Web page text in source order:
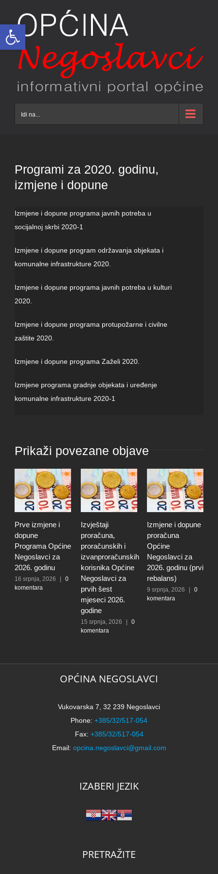
Open toolbar
content
Idi na...
Programi za 2020. godinu,
izmjene i dopune
Izmjene i dopune programa javnih potreba u
socijalnoj skrbi 2020-1
Izmjene i dopune program održavanja objekata i
komunalne infrastrukture 2020.
Izmjene i dopune programa javnih potreba u kulturi
2020.
Izmjene i dopune programa protupožarne i civilne
zaštite 2020.
Izmjene i dopune programa Zaželi 2020.
Izmjene programa gradnje objekata i uređenje
komunalne infrastrukture 2020-1
Prikaži povezane objave
Prve izmjene i
dopune
Programa Općine
Negoslavci za
2026. godinu
16 srpnja, 2026
0
komentara
Izvještaji
proračuna,
proračunskih i
izvanproračunskih
korisnika Općine
Negoslavci za
prvih šest
mjeseci 2026.
godine
15 srpnja, 2026
0
komentara
Izmjene i dopune
proračuna
Općine
Negoslavci za
2026. godinu (prvi
rebalans)
9 srpnja, 2026
0
komentara
OPĆINA NEGOSLAVCI
Vukovarska 7, 32 239 Negoslavci
Phone: +385/32/517-054
Fax: +385/32/517-054
Email: opcina.negoslavci@gmail.com
IZABERI JEZIK
PRETRAŽITE